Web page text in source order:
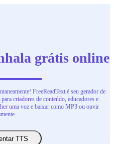
grátis online
FreeReadText é seu gerador de
criadores de conteúdo, educadores e
uma voz e baixar como MP3 ou ouvir
TTS